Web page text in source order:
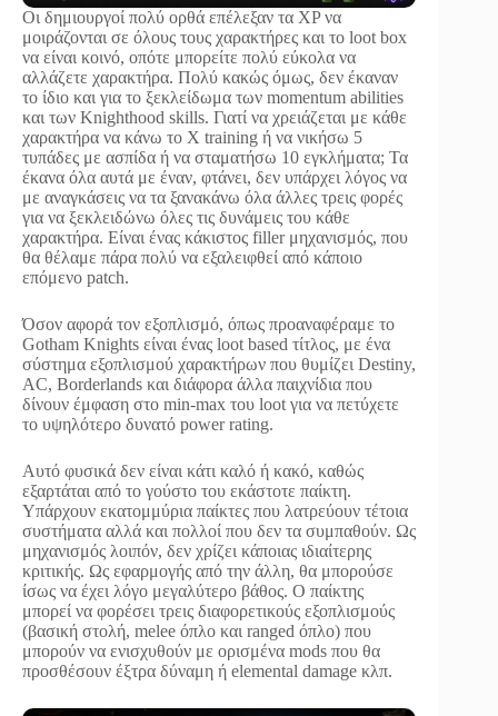
Οι δημιουργοί πολύ ορθά επέλεξαν τα XP να
μοιράζονται σε όλους τους χαρακτήρες και το loot box
να είναι κοινό, οπότε μπορείτε πολύ εύκολα να
αλλάζετε χαρακτήρα. Πολύ κακώς όμως, δεν έκαναν
το ίδιο και για το ξεκλείδωμα των momentum abilities
και των Knighthood skills. Γιατί να χρειάζεται με κάθε
χαρακτήρα να κάνω το Χ training ή να νικήσω 5
τυπάδες με ασπίδα ή να σταματήσω 10 εγκλήματα; Τα
έκανα όλα αυτά με έναν, φτάνει, δεν υπάρχει λόγος να
με αναγκάσεις να τα ξανακάνω όλα άλλες τρεις φορές
για να ξεκλειδώνω όλες τις δυνάμεις του κάθε
χαρακτήρα. Είναι ένας κάκιστος filler μηχανισμός, που
θα θέλαμε πάρα πολύ να εξαλειφθεί από κάποιο
επόμενο patch.
Όσον αφορά τον εξοπλισμό, όπως προαναφέραμε το
Gotham Knights είναι ένας loot based τίτλος, με ένα
σύστημα εξοπλισμού χαρακτήρων που θυμίζει Destiny,
AC, Borderlands και διάφορα άλλα παιχνίδια που
δίνουν έμφαση στο min-max του loot για να πετύχετε
το υψηλότερο δυνατό power rating.
Αυτό φυσικά δεν είναι κάτι καλό ή κακό, καθώς
εξαρτάται από το γούστο του εκάστοτε παίκτη.
Υπάρχουν εκατομμύρια παίκτες που λατρεύουν τέτοια
συστήματα αλλά και πολλοί που δεν τα συμπαθούν. Ως
μηχανισμός λοιπόν, δεν χρίζει κάποιας ιδιαίτερης
κριτικής. Ως εφαρμογής από την άλλη, θα μπορούσε
ίσως να έχει λόγο μεγαλύτερο βάθος. Ο παίκτης
μπορεί να φορέσει τρεις διαφορετικούς εξοπλισμούς
(βασική στολή, melee όπλο και ranged όπλο) που
μπορούν να ενισχυθούν με ορισμένα mods που θα
προσθέσουν έξτρα δύναμη ή elemental damage κλπ.